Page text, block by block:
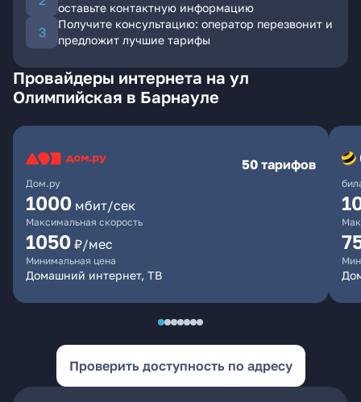
оставьте контактную информацию
Получите консультацию: оператор перезвонит и
предложит лучшие тарифы
Провайдеры интернета на ул
Олимпийская в Барнауле
Дом.ру
50 тарифов
1000 мбит/сек
Максимальная скорость
1050 ₽/мес
Минимальная цена
Домашний интернет, ТВ
Проверить доступность по адресу